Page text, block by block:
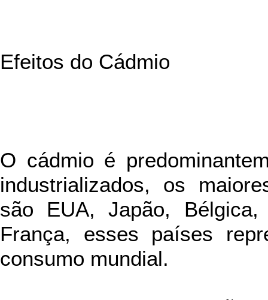
Efeitos do Cádmio
O cádmio é
industrializados, os
são EUA, Japão, Bélgica,
França, esses países
consumo mundial.